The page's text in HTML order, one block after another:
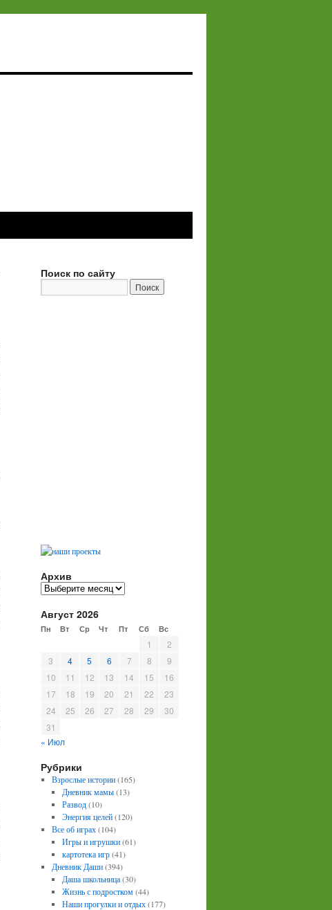
Поиск по сайту
Архив
Архив
Август 2026
Пн Вт Ср Чт Пт Сб Вс
1
2
3
4 5 6 7 8
9
10
11 12 13 14 15
16
17
18 19 20 21 22
23
24
25 26 27 28 29
30
31
« Июл
Рубрики
Взрослые истории(165)
Дневник мамы(13)
Развод(10)
Энергия целей(120)
Все об играх(104)
Игры и игрушки(61)
картотека игр(41)
Дневник Даши(394)
Даша школьница(30)
Жизнь с подростком(44)
Наши прогулки и отдых(177)